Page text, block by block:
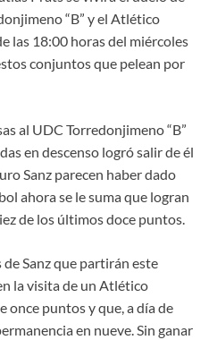
“B” y el Atlético
las 18:00 horas del miércoles
conjuntos que pelean por
al UDC Torredonjimeno “B”
en descenso logró salir de él
Sanz parecen haber dado
ahora se le suma que logran
de los últimos doce puntos.
Sanz que partirán este
la visita de un Atlético
once puntos y que, a día de
en nueve. Sin ganar